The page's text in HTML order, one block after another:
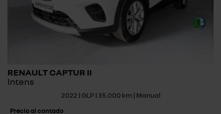
RENAULT CAPTUR II
Intens
2022 | GLP | 35.000 km | Manual
Precio al contado